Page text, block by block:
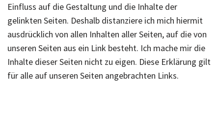
Einfluss auf die Gestaltung und die Inhalte der
gelinkten Seiten. Deshalb distanziere ich mich hiermit
ausdrücklich von allen Inhalten aller Seiten, auf die von
unseren Seiten aus ein Link besteht. Ich mache mir die
Inhalte dieser Seiten nicht zu eigen. Diese Erklärung gilt
für alle auf unseren Seiten angebrachten Links.